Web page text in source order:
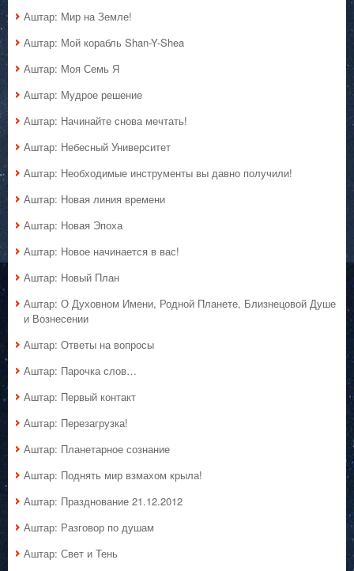
Аштар: Мир на Земле!
Аштар: Мой корабль Shan-Y-Shea
Аштар: Моя Семь Я
Аштар: Мудрое решение
Аштар: Начинайте снова мечтать!
Аштар: Небесный Университет
Аштар: Необходимые инструменты вы давно получили!
Аштар: Новая линия времени
Аштар: Новая Эпоха
Аштар: Новое начинается в вас!
Аштар: Новый План
Аштар: О Духовном Имени, Родной Планете, Близнецовой Душе
и Вознесении
Аштар: Ответы на вопросы
Аштар: Парочка слов…
Аштар: Первый контакт
Аштар: Перезагрузка!
Аштар: Планетарное сознание
Аштар: Поднять мир взмахом крыла!
Аштар: Празднование 21.12.2012
Аштар: Разговор по душам
Аштар: Свет и Тень